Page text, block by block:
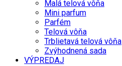
Malá telová vôňa
Mini parfum
Parfém
Telová vôňa
Trblietavá telová vôňa
Zvýhodnená sada
VÝPREDAJ